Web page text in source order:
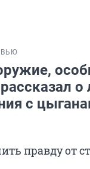
о
с
правду от